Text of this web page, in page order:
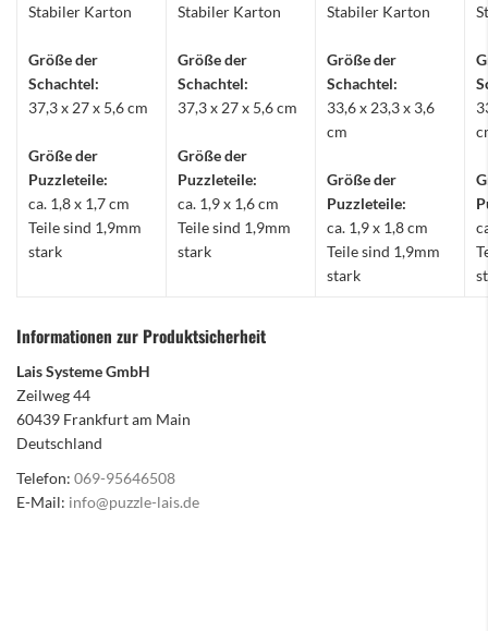
Stabiler Karton
Größe der
Schachtel:
37,3 x 27 x 5,6 cm
Größe der
Puzzleteile:
ca. 1,8 x 1,7 cm
Teile sind 1,9mm
stark
Stabiler Karton
Größe der
Schachtel:
37,3 x 27 x 5,6 cm
Größe der
Puzzleteile:
ca. 1,9 x 1,6 cm
Teile sind 1,9mm
stark
Stabiler Karton
Größe der
Schachtel:
33,6 x 23,3 x 3,6
cm
Größe der
Puzzleteile:
ca. 1,9 x 1,8 cm
Teile sind 1,9mm
stark
Informationen zur Produktsicherheit
Lais Systeme GmbH
Zeilweg 44
60439 Frankfurt am Main
Deutschland
Telefon: 069-95646508
E-Mail: info@puzzle-lais.de